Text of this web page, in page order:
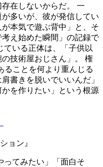
在しないからだ。 一
多いが、彼が発信してい
本気で遊ぶ背中」と、そ
え始めた瞬間」の記録で
ている正体は、「子供以
の技術屋おじさん」。 権
ることを何より重んじる
書きを脱いでいいんだ」
を作りたい」という根源
ョン』
ってみたい」「面白そ